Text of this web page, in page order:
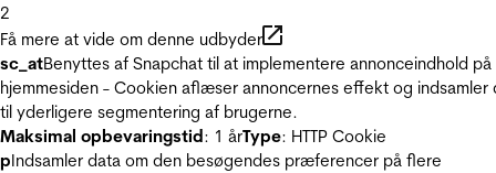
2
Få mere at vide om denne udbyder
sc_atBenyttes af Snapchat til at implementere annonceindhold på
hjemmesiden - Cookien aflæser annoncernes effekt og indsamler
til yderligere segmentering af brugerne.
Maksimal opbevaringstid: 1 årType: HTTP Cookie
pIndsamler data om den besøgendes præferencer på flere